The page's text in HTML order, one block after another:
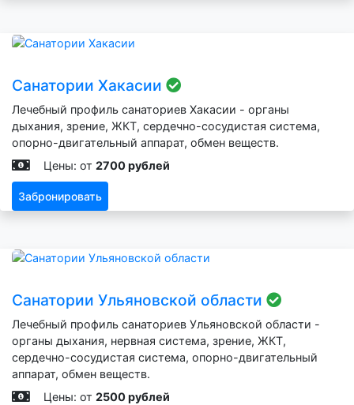
Санатории Хакасии
Лечебный профиль санаториев Хакасии - органы
дыхания, зрение, ЖКТ, сердечно-сосудистая система,
опорно-двигательный аппарат, обмен веществ.
Цены: от 2700 рублей
Забронировать
Санатории Ульяновской области
Лечебный профиль санаториев Ульяновской области -
органы дыхания, нервная система, зрение, ЖКТ,
сердечно-сосудистая система, опорно-двигательный
аппарат, обмен веществ.
Цены: от 2500 рублей